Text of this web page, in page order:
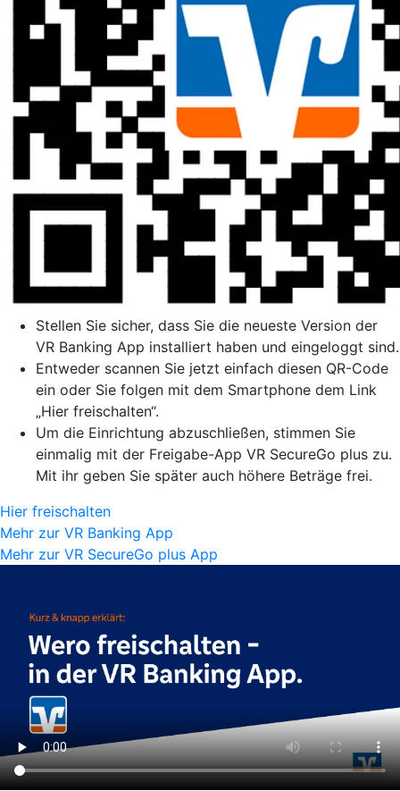
Stellen Sie sicher, dass Sie die neueste Version der
VR Banking App installiert haben und eingeloggt sind.
Entweder scannen Sie jetzt einfach diesen QR-Code
ein oder Sie folgen mit dem Smartphone dem Link
„Hier freischalten“.
Um die Einrichtung abzuschließen, stimmen Sie
einmalig mit der Freigabe-App VR SecureGo plus zu.
Mit ihr geben Sie später auch höhere Beträge frei.
Hier freischalten
Mehr zur VR Banking App
Mehr zur VR SecureGo plus App